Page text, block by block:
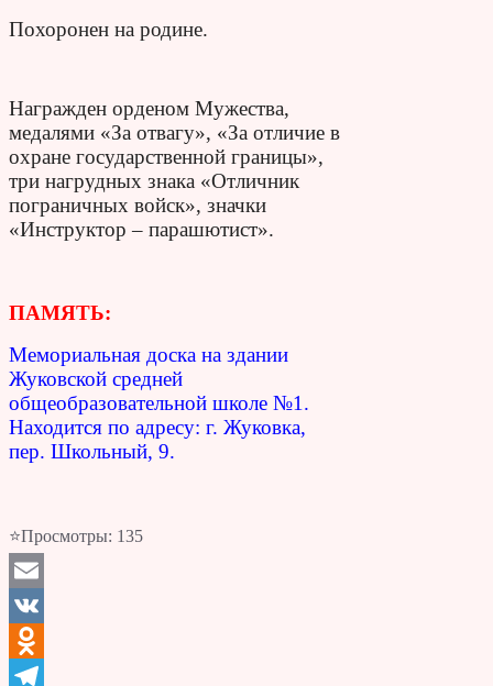
Похоронен на родине.
Награжден орденом Мужества,
медалями «За отвагу», «За отличие в
охране государственной границы»,
три нагрудных знака «Отличник
пограничных войск», значки
«Инструктор – парашютист».
ПАМЯТЬ:
Мемориальная доска на здании
Жуковской средней
общеобразовательной школе №1.
Находится по адресу: г. Жуковка,
пер. Школьный, 9.
⭐Просмотры: 135
Email
VK
Odnoklassniki